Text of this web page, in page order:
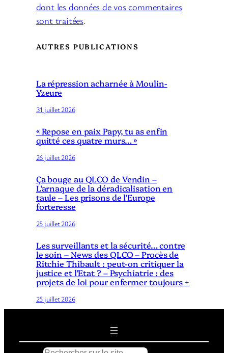
dont les données de vos commentaires
sont traitées.
AUTRES PUBLICATIONS
La répression acharnée à Moulin-
Yzeure
31 juillet 2026
« Repose en paix Papy, tu as enfin
quitté ces quatre murs… »
26 juillet 2026
Ça bouge au QLCO de Vendin –
L’arnaque de la déradicalisation en
taule – Les prisons de l’Europe
forteresse
25 juillet 2026
Les surveillants et la sécurité… contre
le soin – News des QLCO – Procès de
Ritchie Thibault : peut-on critiquer la
justice et l’Etat ? – Psychiatrie : des
projets de loi pour enfermer toujours +
25 juillet 2026